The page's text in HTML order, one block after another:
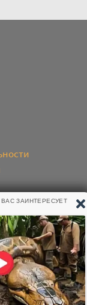
Более 20000
аудиокниги
По любым